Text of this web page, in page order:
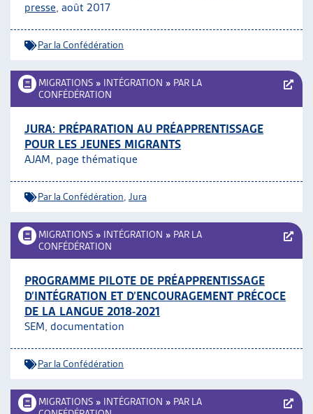
presse, août 2017
Par la Confédération
MIGRATIONS » INTÉGRATION » PAR LA
CONFÉDÉRATION
JURA: PRÉPARATION AU PRÉAPPRENTISSAGE
POUR LES JEUNES MIGRANTS
AJAM, page thématique
Par la Confédération Jura
MIGRATIONS » INTÉGRATION » PAR LA
CONFÉDÉRATION
PROGRAMME PILOTE DE PRÉAPPRENTISSAGE
D’INTÉGRATION ET D’ENCOURAGEMENT PRÉCOCE
DE LA LANGUE 2018-2021
SEM, documentation
Par la Confédération
MIGRATIONS » INTÉGRATION » PAR LA